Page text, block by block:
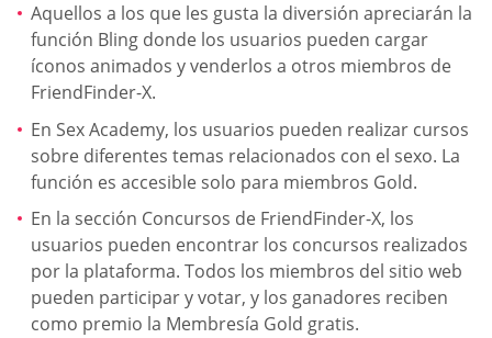
Aquellos a los que les gusta la diversión apreciarán la
función Bling donde los usuarios pueden cargar
íconos animados y venderlos a otros miembros de
FriendFinder-X.
En Sex Academy, los usuarios pueden realizar cursos
sobre diferentes temas relacionados con el sexo. La
función es accesible solo para miembros Gold.
En la sección Concursos de FriendFinder-X, los
usuarios pueden encontrar los concursos realizados
por la plataforma. Todos los miembros del sitio web
pueden participar y votar, y los ganadores reciben
como premio la Membresía Gold gratis.